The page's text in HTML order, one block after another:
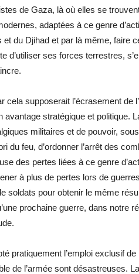
de Gaza, là où elles se
adaptées à ce genre
du Djihad et par là même, faire
d’utiliser ses forces terrestres,
supposerait l’écrasement de
stratégique et politique.
militaires et de pouvoir,
du feu, d’ordonner l’arrêt des
des pertes liées à ce genre
à plus de pertes lors de
soldats pour obtenir le même
prochaine guerre, dans notre
pratiquement l’emploi exclusif de
de l’armée sont désastreuses.